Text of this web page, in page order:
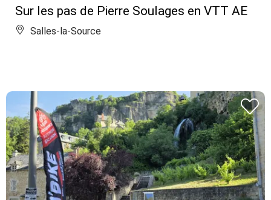
Sur les pas de Pierre Soulages en VTT AE
Salles-la-Source